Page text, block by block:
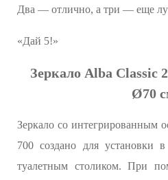
Два — отлично, а три — еще
«Дай 5!»
Зеркало Alba Classic
Ø70
Зеркало со интегрированным
700 создано для установки
туалетным столиком. При